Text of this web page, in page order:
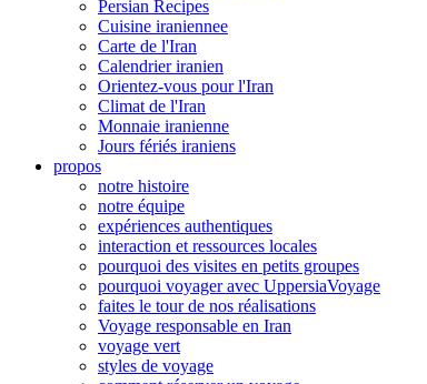
Persian Recipes
Cuisine iraniennee
Carte de l'Iran
Calendrier iranien
Orientez-vous pour l'Iran
Climat de l'Iran
Monnaie iranienne
Jours fériés iraniens
propos
notre histoire
notre équipe
expériences authentiques
interaction et ressources locales
pourquoi des visites en petits groupes
pourquoi voyager avec UppersiaVoyage
faites le tour de nos réalisations
Voyage responsable en Iran
voyage vert
styles de voyage